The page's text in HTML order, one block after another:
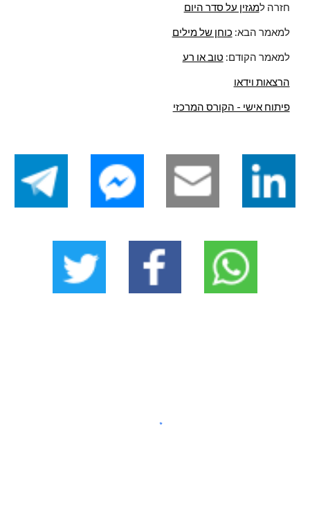
חזרה למגזין על סדר היום
למאמר הבא: כוחן של מילים
למאמר הקודם: טוב או רע
הרצאות וידאו
פיתוח אישי - הקורס המרכזי